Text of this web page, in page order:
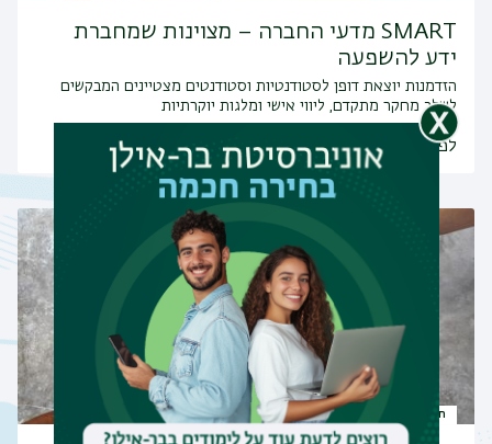
SMART מדעי החברה – מצוינות שמחברת
ידע להשפעה
הזדמנות יוצאת דופן לסטודנטיות וסטודנטים מצטיינים המבקשים
לשלב מחקר מתקדם, ליווי אישי ומלגות יוקרתיות
לפרטים ולמידע נוסף
תחומי מחקר